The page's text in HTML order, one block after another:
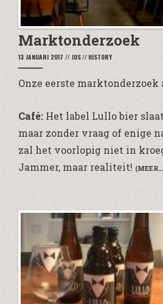
Marktonderzoek
13 JANUARI 2017 // JOS// HISTORY
Onze eerste marktonderzoek
Café: Het label Lullo bier
maar zonder vraag of enige
zal het voorlopig niet in
Jammer, maar realiteit!